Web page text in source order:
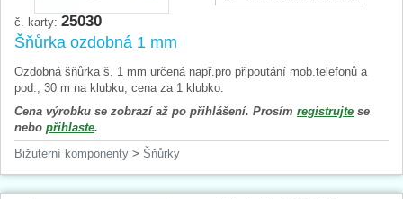
č. karty: 25030
Šňůrka ozdobná 1 mm
Ozdobná šňůrka š. 1 mm určená např.pro připoutání mob.telefonů a
pod., 30 m na klubku, cena za 1 klubko.
Cena výrobku se zobrazí až po přihlášení. Prosím registrujte se
nebo přihlaste.
Bižuterní komponenty > Šňůrky